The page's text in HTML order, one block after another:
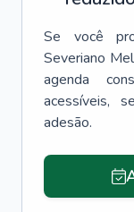
Se você
Severiano
agenda
acessíveis,
adesão.